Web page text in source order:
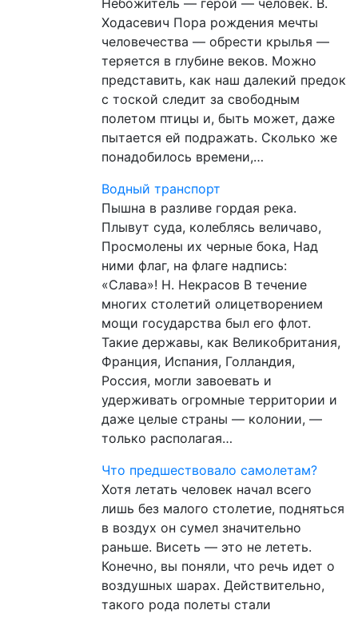
Небожитель — герой — человек. В.
Ходасевич Пора рождения мечты
человечества — обрести крылья —
теряется в глубине веков. Можно
представить, как наш далекий предок
с тоской следит за свободным
полетом птицы и, быть может, даже
пытается ей подражать. Сколько же
понадобилось времени,…
Водный транспорт
Пышна в разливе гордая река.
Плывут суда, колеблясь величаво,
Просмолены их черные бока, Над
ними флаг, на флаге надпись:
«Слава»! Н. Некрасов В течение
многих столетий олицетворением
мощи государства был его флот.
Такие державы, как Великобритания,
Франция, Испания, Голландия,
Россия, могли завоевать и
удерживать огромные территории и
даже целые страны — колонии, —
только располагая…
Что предшествовало самолетам?
Хотя летать человек начал всего
лишь без малого столетие, подняться
в воздух он сумел значительно
раньше. Висеть — это не лететь.
Конечно, вы поняли, что речь идет о
воздушных шарах. Действительно,
такого рода полеты стали